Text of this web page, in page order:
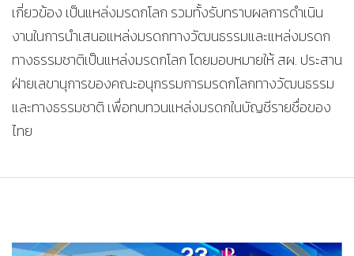
เกี่ยวข้อง เป็นแหล่งมรดกโลก รวมทั้งรับทราบผลการดำเนิน
งานในการนำเสนอแหล่งมรดกทางวัฒนธรรมและแหล่งมรดก
ทางธรรมชาติเป็นแหล่งมรดกโลก โดยมอบหมายให้ สผ. ประสาน
ฝ่ายเลขานุการของคณะอนุกรรมการมรดกโลกทางวัฒนธรรม
และทางธรรมชาติ เพื่อทบทวนแหล่งมรดกในบัญชีรายชื่อของ
ไทย